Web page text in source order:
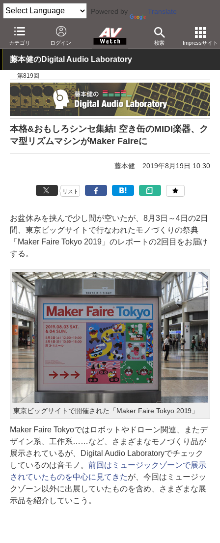
Powered by Translate
カテゴリ ログイン 検索 Impressサイト
AV Watch 製品 音楽制作
藤本健のDigital Audio Laboratory
第819回
本格&おもしろシンセ集結! 空き缶のMIDI楽器、ク
マ型リズムマシンがMaker Faireに
藤本健 2019年8月19日 10:30
リスト
お盆休みを挟んで少し間が空いたが、8月3日～4日の2日
間、東京ビッグサイトで行なわれたモノづくりの祭典
「Maker Faire Tokyo 2019」のレポートの2回目をお届け
する。
東京ビッグサイトで開催された「Maker Faire Tokyo 2019」
Maker Faire Tokyoではロボットやドローン関連、またデ
ザイン系、工作系……など、さまざまなモノづくり品が
展示されているが、Digital Audio Laboratoryでチェック
しているのは音モノ。 前回はミュージックゾーンで展示
されていたものを中心に見てきたが、今回はミュージッ
クゾーン以外に出展していたものを含め、さまざまな展
示品を紹介していこう。